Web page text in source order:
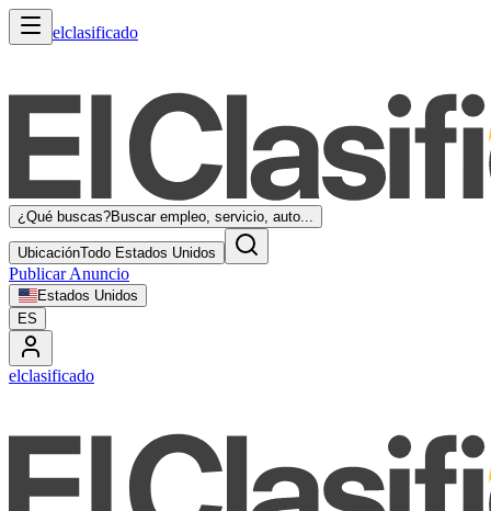
elclasificado
¿Qué buscas?Buscar empleo, servicio, auto...
UbicaciónTodo Estados Unidos
Publicar Anuncio
Estados Unidos
ES
elclasificado